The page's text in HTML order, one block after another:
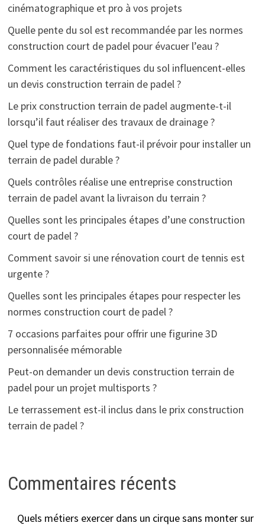
cinématographique et pro à vos projets
Quelle pente du sol est recommandée par les normes
construction court de padel pour évacuer l’eau ?
Comment les caractéristiques du sol influencent-elles
un devis construction terrain de padel ?
Le prix construction terrain de padel augmente-t-il
lorsqu’il faut réaliser des travaux de drainage ?
Quel type de fondations faut-il prévoir pour installer un
terrain de padel durable ?
Quels contrôles réalise une entreprise construction
terrain de padel avant la livraison du terrain ?
Quelles sont les principales étapes d’une construction
court de padel ?
Comment savoir si une rénovation court de tennis est
urgente ?
Quelles sont les principales étapes pour respecter les
normes construction court de padel ?
7 occasions parfaites pour offrir une figurine 3D
personnalisée mémorable
Peut-on demander un devis construction terrain de
padel pour un projet multisports ?
Le terrassement est-il inclus dans le prix construction
terrain de padel ?
Commentaires récents
Quels métiers exercer dans un cirque sans monter sur